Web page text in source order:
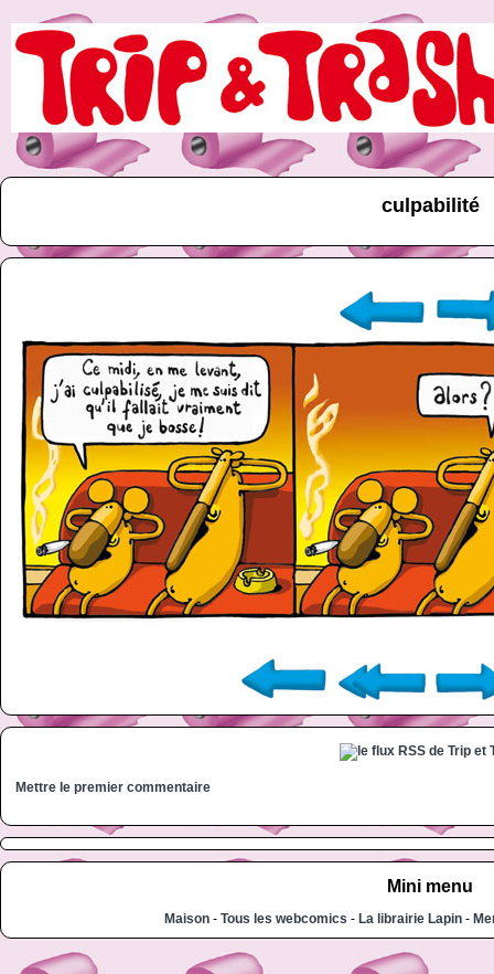
culpabilité
Mettre le premier commentaire
Mini menu
Maison- Tous les webcomics - La librairie Lapin-